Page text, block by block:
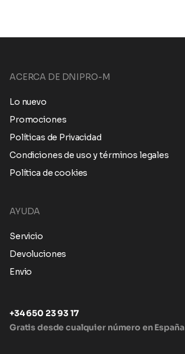
ACERCA DE DNIPRO-M
Lo nuevo
Promociones
Políticas de Privacidad
Condiciones de uso y términos legales
Política de cookies
AYUDA
Servicio
Devoluciones
Envio
+34 650 23 93 17
Gratis desde cualquier número en España